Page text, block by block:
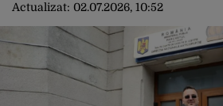
Actualizat: 02.07.2026, 10:52